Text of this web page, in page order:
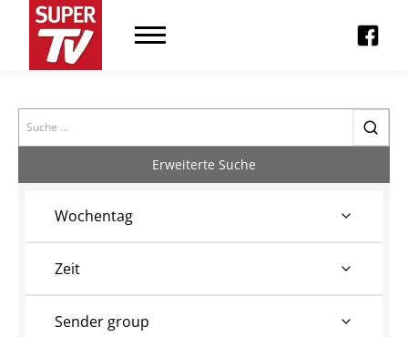
Search
Erweiterte Suche
Wochentag
Zeit
Sender group